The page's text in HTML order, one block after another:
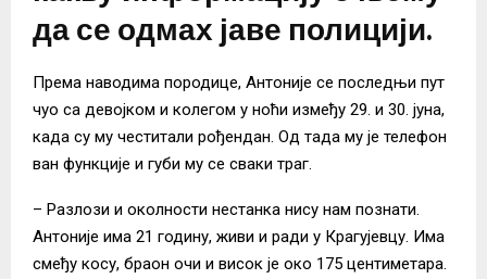
да се одмах јаве полицији.
Према наводима породице, Антоније се последњи пут
чуо са девојком и колегом у ноћи између 29. и 30. јуна,
када су му честитали рођендан. Од тада му је телефон
ван функције и губи му се сваки траг.
– Разлози и околности нестанка нису нам познати.
Антоније има 21 годину, живи и ради у Крагујевцу. Има
смеђу косу, браон очи и висок је око 175 центиметара.